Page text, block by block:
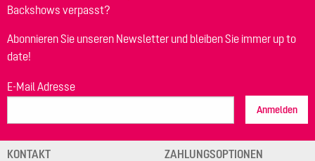
Backshows verpasst?
Abonnieren Sie unseren Newsletter und bleiben Sie immer up to
date!
E-Mail Adresse
Anmelden
KONTAKT ZAHLUNGSOPTIONEN